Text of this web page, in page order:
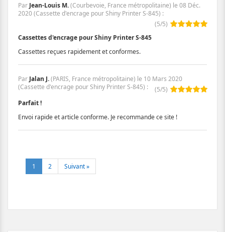
Par Jean-Louis M.(Courbevoie, France métropolitaine) le 08 Déc.
2020(Cassette d'encrage pour Shiny Printer S-845) :
(5/5)
Cassettes d'encrage pour Shiny Printer S-845
Cassettes reçues rapidement et conformes.
Par Jalan J.(PARIS, France métropolitaine) le 10 Mars 2020
(Cassette d'encrage pour Shiny Printer S-845) : (5/5)
Parfait !
Envoi rapide et article conforme. Je recommande ce site !
1 2 Suivant »